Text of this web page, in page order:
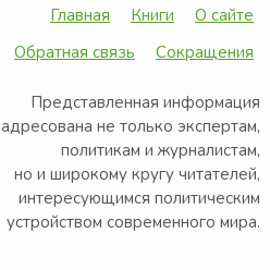
Главная Книги
О сайте
Обратная связь
Сокращения
Представленная информация
адресована не только экспертам,
политикам и журналистам,
но и широкому кругу читателей,
интересующимся политическим
устройством современного мира.